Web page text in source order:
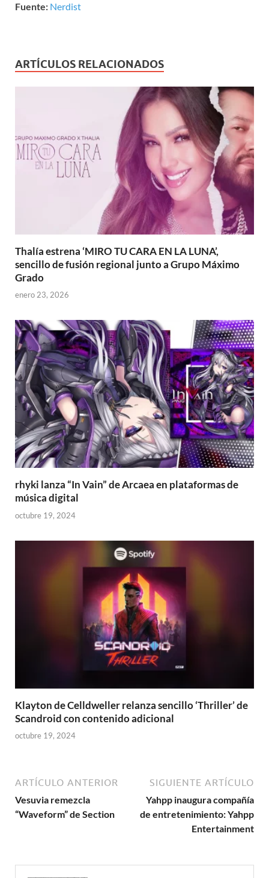
Fuente: Nerdist
ARTÍCULOS RELACIONADOS
Thalía estrena ‘MIRO TU CARA EN LA LUNA’,
sencillo de fusión regional junto a Grupo Máximo
Grado
enero 23, 2026
rhyki lanza “In Vain” de Arcaea en plataformas de
música digital
octubre 19, 2024
Klayton de Celldweller relanza sencillo ‘Thriller’ de
Scandroid con contenido adicional
octubre 19, 2024
ARTÍCULO ANTERIOR
Vesuvia remezcla
“Waveform” de Section
SIGUIENTE ARTÍCULO
Yahpp inaugura compañía
de entretenimiento: Yahpp
Entertainment